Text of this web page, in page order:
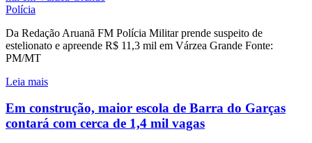
Polícia
Da Redação Aruanã FM Polícia Militar prende suspeito de
estelionato e apreende R$ 11,3 mil em Várzea Grande Fonte:
PM/MT
Leia mais
Em construção, maior escola de Barra do Garças
contará com cerca de 1,4 mil vagas